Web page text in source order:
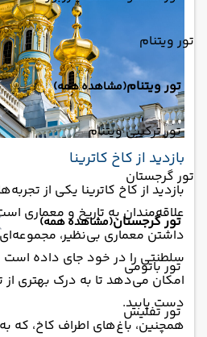
تور ویتنام
تور ویتنام(مشاهده همه)
تور ترکیبی ویتنام
تور گرجستان
تور گرجستان(مشاهده همه)
تور باتومی
تور تفلیس
بازدید از کاخ کاترینا
بازدید از کاخ کاترینا یکی از
علاقه‌مندان به تاریخ و معماری
داشتن معماری بی‌نظیر، مجموعه‌ای
سلطنتی را در خود جای داده است
امکان می‌دهد تا به درک بهتری
دست یابید.
همچنین، باغ‌های اطراف کاخ، که